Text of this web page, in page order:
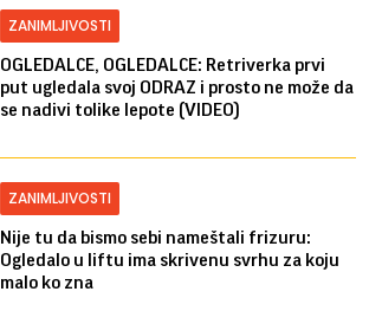
ZANIMLJIVOSTI
OGLEDALCE, OGLEDALCE: Retriverka prvi
put ugledala svoj ODRAZ i prosto ne može da
se nadivi tolike lepote (VIDEO)
ZANIMLJIVOSTI
Nije tu da bismo sebi nameštali frizuru:
Ogledalo u liftu ima skrivenu svrhu za koju
malo ko zna